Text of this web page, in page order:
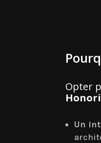
Opter
Un